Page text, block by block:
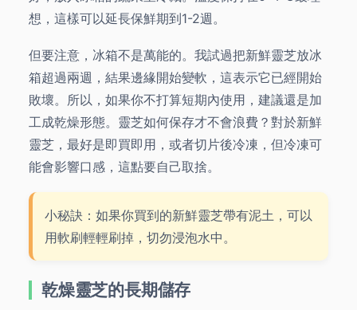
想，這樣可以延長保鮮期到1-2週。
但要注意，冰箱不是萬能的。我試過把新鮮靈芝放冰
箱超過兩週，結果邊緣開始變軟，這表示它已經開始
敗壞。所以，如果你不打算短期內使用，建議還是加
工成乾燥形態。靈芝如何保存才不會浪費？對於新鮮
靈芝，最好是即買即用，或者切片後冷凍，但冷凍可
能會影響口感，這點要自己取捨。
小秘訣：如果你買到的新鮮靈芝帶有泥土，可以
用軟刷輕輕刷掉，切勿浸泡水中。
乾燥靈芝的長期儲存